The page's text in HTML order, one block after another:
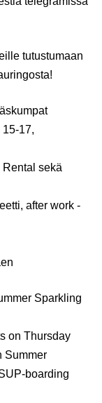
tutustumaan
17,
sekä
after work -
Sparkling
on Thursday
Summer
boarding